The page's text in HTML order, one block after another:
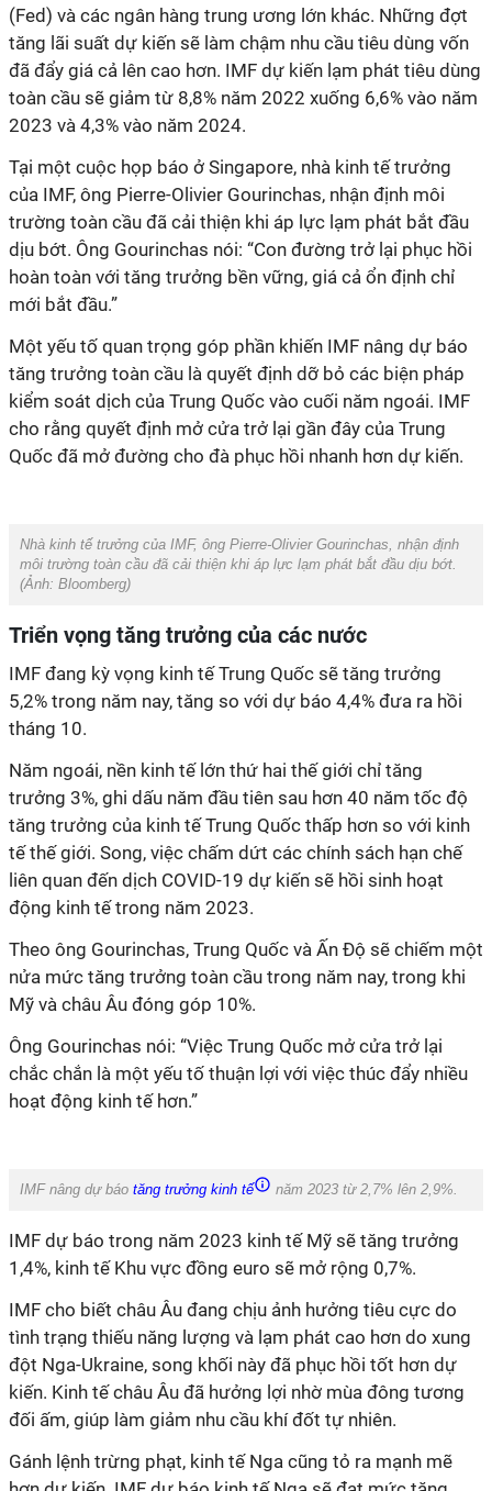
(Fed) và các ngân hàng trung ương lớn khác. Những đợt
tăng lãi suất dự kiến sẽ làm chậm nhu cầu tiêu dùng vốn
đã đẩy giá cả lên cao hơn. IMF dự kiến lạm phát tiêu dùng
toàn cầu sẽ giảm từ 8,8% năm 2022 xuống 6,6% vào năm
2023 và 4,3% vào năm 2024.
Tại một cuộc họp báo ở Singapore, nhà kinh tế trưởng
của IMF, ông Pierre-Olivier Gourinchas, nhận định môi
trường toàn cầu đã cải thiện khi áp lực lạm phát bắt đầu
dịu bớt. Ông Gourinchas nói: “Con đường trở lại phục hồi
hoàn toàn với tăng trưởng bền vững, giá cả ổn định chỉ
mới bắt đầu.”
Một yếu tố quan trọng góp phần khiến IMF nâng dự báo
tăng trưởng toàn cầu là quyết định dỡ bỏ các biện pháp
kiểm soát dịch của Trung Quốc vào cuối năm ngoái. IMF
cho rằng quyết định mở cửa trở lại gần đây của Trung
Quốc đã mở đường cho đà phục hồi nhanh hơn dự kiến.
Nhà kinh tế trưởng của IMF, ông Pierre-Olivier Gourinchas, nhận định
môi trường toàn cầu đã cải thiện khi áp lực lạm phát bắt đầu dịu bớt.
(Ảnh: Bloomberg)
Triển vọng tăng trưởng của các nước
IMF đang kỳ vọng kinh tế Trung Quốc sẽ tăng trưởng
5,2% trong năm nay, tăng so với dự báo 4,4% đưa ra hồi
tháng 10.
Năm ngoái, nền kinh tế lớn thứ hai thế giới chỉ tăng
trưởng 3%, ghi dấu năm đầu tiên sau hơn 40 năm tốc độ
tăng trưởng của kinh tế Trung Quốc thấp hơn so với kinh
tế thế giới. Song, việc chấm dứt các chính sách hạn chế
liên quan đến dịch COVID-19 dự kiến sẽ hồi sinh hoạt
động kinh tế trong năm 2023.
Theo ông Gourinchas, Trung Quốc và Ấn Độ sẽ chiếm một
nửa mức tăng trưởng toàn cầu trong năm nay, trong khi
Mỹ và châu Âu đóng góp 10%.
Ông Gourinchas nói: “Việc Trung Quốc mở cửa trở lại
chắc chắn là một yếu tố thuận lợi với việc thúc đẩy nhiều
hoạt động kinh tế hơn.”
IMF nâng dự báo tăng trưởng kinh tế năm 2023 từ 2,7% lên 2,9%.
IMF dự báo trong năm 2023 kinh tế Mỹ sẽ tăng trưởng
1,4%, kinh tế Khu vực đồng euro sẽ mở rộng 0,7%.
IMF cho biết châu Âu đang chịu ảnh hưởng tiêu cực do
tình trạng thiếu năng lượng và lạm phát cao hơn do xung
đột Nga-Ukraine, song khối này đã phục hồi tốt hơn dự
kiến. Kinh tế châu Âu đã hưởng lợi nhờ mùa đông tương
đối ấm, giúp làm giảm nhu cầu khí đốt tự nhiên.
Gánh lệnh trừng phạt, kinh tế Nga cũng tỏ ra mạnh mẽ